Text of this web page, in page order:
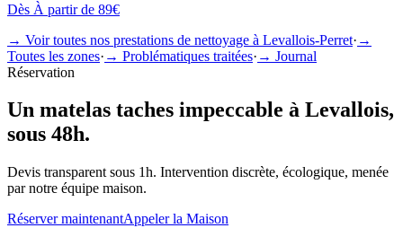
Dès À partir de 89€
→ Voir toutes nos prestations de nettoyage à Levallois-Perret· →
Toutes les zones· → Problématiques traitées· → Journal
Réservation
Un matelas taches impeccable à Levallois,
sous 48h.
Devis transparent sous 1h. Intervention discrète, écologique, menée
par notre équipe maison.
Réserver maintenantAppeler la Maison